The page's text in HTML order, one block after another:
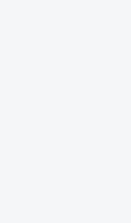
Comme sa Iroko Zen, elle
– santé, logistique, hôtellerie,
concentre sur des actifs de
régionaux des différents pays
généralement moins couvertes
Iroko Atlas s’adresse ainsi aux
compléter leur exposition SCPI
potentiellement plus
niveau de risque adapté à cette
10 ans, et un taux de
objectifs présentés sont une
ils ne constituent pas une
performance. Les revenus ne